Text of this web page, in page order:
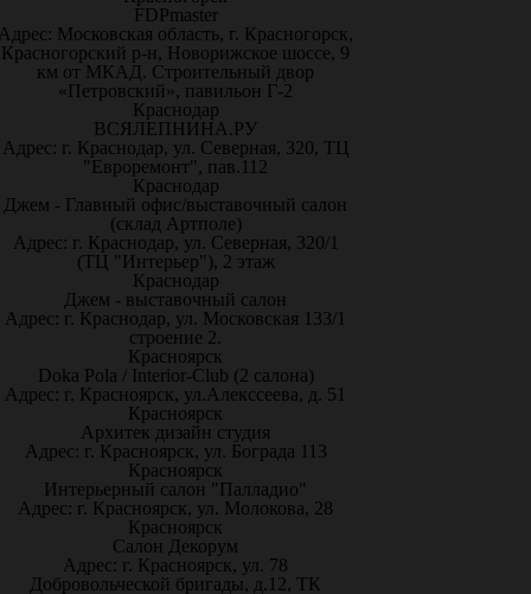
FDPmaster
Московская область, г. Красногорск,
Красногорский р-н, Новорижское шоссе, 9
км от МКАД. Строительный двор
«Петровский», павильон Г-2
Краснодар
ВСЯЛЕПНИНА.РУ
Адрес: г. Краснодар, ул. Северная, 320, ТЦ
"Евроремонт", пав.112
Краснодар
Джем - Главный офис/выставочный салон
(склад Артполе)
Адрес: г. Краснодар, ул. Северная, 320/1
(ТЦ "Интерьер"), 2 этаж
Краснодар
Джем - выставочный салон
Адрес: г. Краснодар, ул. Московская 133/1
строение 2.
Красноярск
Doka Pola / Interior-Club (2 салона)
Адрес: г. Красноярск, ул.Алекссеева, д. 51
Красноярск
Архитек дизайн студия
Адрес: г. Красноярск, ул. Бограда 113
Красноярск
Интерьерный салон "Палладио"
Адрес: г. Красноярск, ул. Молокова, 28
Красноярск
Салон Декорум
Адрес: г. Красноярск, ул. 78
Добровольческой бригады, д.12, ТК